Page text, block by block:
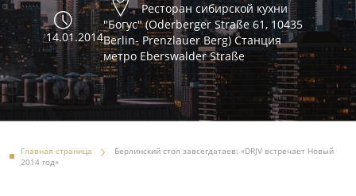
14.01.2014
Ресторан сибирской кухни
"Богус" (Oderberger Straße 61, 10435
Berlin- Prenzlauer Berg) Станция
метро Eberswalder Straße
Главная страница
Берлинский стол завсегдатаев: «DRJV встречает Новый
2014 год»